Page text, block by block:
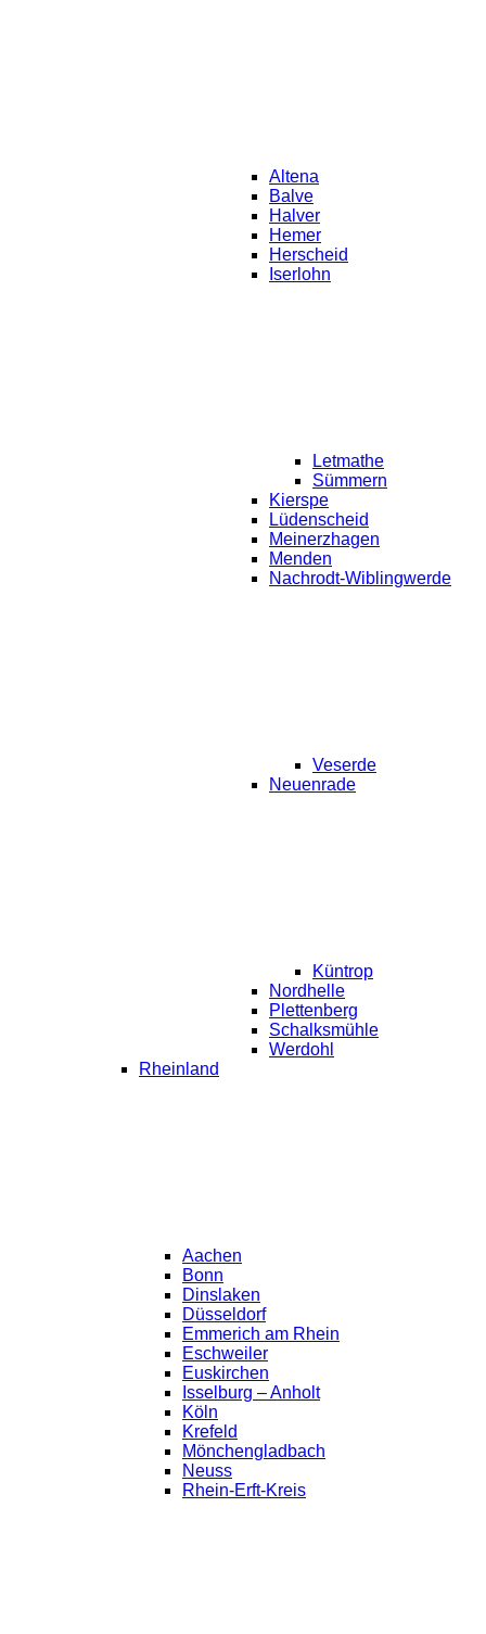
Altena
Balve
Halver
Hemer
Herscheid
Iserlohn
Letmathe
Sümmern
Kierspe
Lüdenscheid
Meinerzhagen
Menden
Nachrodt-Wiblingwerde
Veserde
Neuenrade
Küntrop
Nordhelle
Plettenberg
Schalksmühle
Werdohl
Rheinland
Aachen
Bonn
Dinslaken
Düsseldorf
Emmerich am Rhein
Eschweiler
Euskirchen
Isselburg – Anholt
Köln
Krefeld
Mönchengladbach
Neuss
Rhein-Erft-Kreis